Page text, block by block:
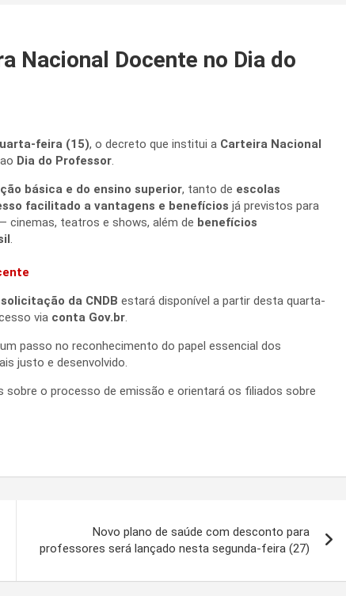
Nacional Docente no Dia do
feira (15), o decreto que institui a Carteira Nacional
Dia do Professor.
básica e do ensino superior, tanto de escolas
facilitado a vantagens e benefícios já previstos para
cinemas, teatros e shows, além de benefícios
.
da CNDB estará disponível a partir desta quarta-
via conta Gov.br.
passo no reconhecimento do papel essencial dos
justo e desenvolvido.
sobre o processo de emissão e orientará os filiados sobre
Novo plano de saúde com desconto para
professores será lançado nesta segunda-feira (27)